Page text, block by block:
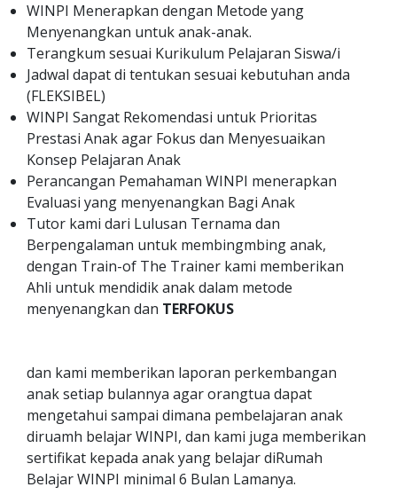
WINPI Menerapkan dengan Metode yang
Menyenangkan untuk anak-anak.
Terangkum sesuai Kurikulum Pelajaran Siswa/i
Jadwal dapat di tentukan sesuai kebutuhan anda
(FLEKSIBEL)
WINPI Sangat Rekomendasi untuk Prioritas
Prestasi Anak agar Fokus dan Menyesuaikan
Konsep Pelajaran Anak
Perancangan Pemahaman WINPI menerapkan
Evaluasi yang menyenangkan Bagi Anak
Tutor kami dari Lulusan Ternama dan
Berpengalaman untuk membingmbing anak,
dengan Train-of The Trainer kami memberikan
Ahli untuk mendidik anak dalam metode
menyenangkan dan TERFOKUS
dan kami memberikan laporan perkembangan
anak setiap bulannya agar orangtua dapat
mengetahui sampai dimana pembelajaran anak
diruamh belajar WINPI, dan kami juga memberikan
sertifikat kepada anak yang belajar diRumah
Belajar WINPI minimal 6 Bulan Lamanya.